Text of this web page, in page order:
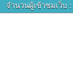
จำนวนผู้เข้าชมเว็บ :